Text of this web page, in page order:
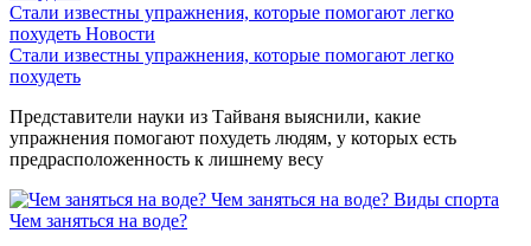
Стали известны упражнения, которые помогают легко
похудеть Новости
Стали известны упражнения, которые помогают легко
похудеть
Представители науки из Тайваня выяснили, какие
упражнения помогают похудеть людям, у которых есть
предрасположенность к лишнему весу
Чем заняться на воде? Виды спорта
Чем заняться на воде?